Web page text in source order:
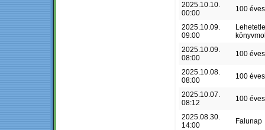
2025.10.10.
00:00
100
2025.10.09.
09:00
2025.10.09.
08:00
100
2025.10.08.
08:00
100
2025.10.07.
08:12
100
2025.08.30.
14:00
Falunap